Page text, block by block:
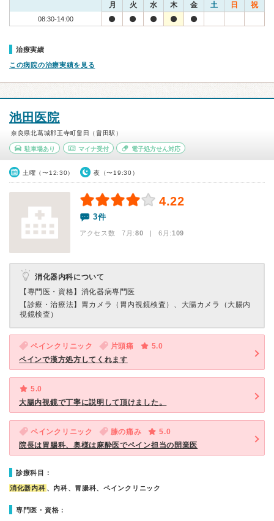
月 火 水 木 金 土 日 祝
08:30-14:00
治療実績
この病院の治療実績を見る
池田医院
奈良県北葛城郡王寺町畠田（畠田駅）
駐車場あり マイナ受付 電子処方せん対応
土曜（〜12:30） 夜（〜19:30）
4.22
3件
アクセス数 7月:80 | 6月:109
消化器内科について
【専門医・資格】 消化器病専門医
【診療・治療法】 胃カメラ（胃内視鏡検査）、大腸カメラ（大腸内
視鏡検査）
ペインクリニック 片頭痛
5.0
ペインで漢方処方してくれます
5.0
大腸内視鏡で丁寧に説明して頂けました。
ペインクリニック 膝の痛み
5.0
院長は胃腸科、奥様は麻酔医でペイン担当の開業医
診療科目：
消化器内科 、内科、胃腸科、ペインクリニック
専門医・資格：